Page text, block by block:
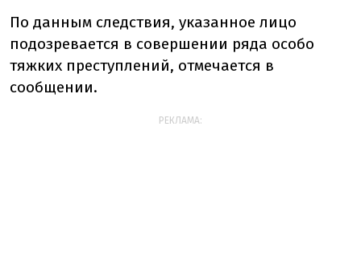
По данным следствия, указанное лицо
подозревается в совершении ряда особо
тяжких преступлений, отмечается в
сообщении.
РЕКЛАМА: